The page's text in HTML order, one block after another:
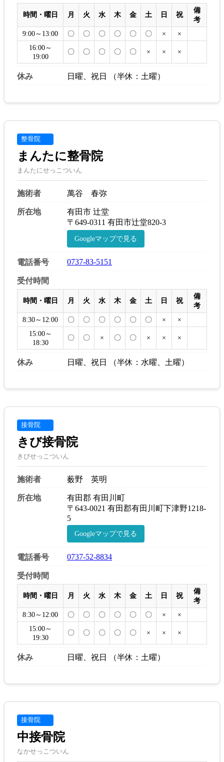
時間・曜日 月 火 水 木 金 土 日 祝
備
考
9:00～13:00
〇 〇 〇 〇 〇 〇 ×
×
16:00～
19:00
〇 〇 〇 〇 〇 × × ×
休み 日曜、祝日 （半休：土曜）
整骨院
まんたに整骨院
まんたにせっこついん
施術者 萬谷 春弥
所在地
有田市 辻堂
〒649-0311 有田市辻堂820-3
Googleマップで見る
電話番号 0737-83-5151
受付時間
時間・曜日 月 火 水 木 金 土 日 祝
備
考
8:30～12:00
〇 〇 〇 〇 〇 〇 ×
×
15:00～
18:30
〇 〇 × 〇 〇 × × ×
休み 日曜、祝日 （半休：水曜、土曜）
接骨院
きび接骨院
きびせっこついん
施術者 薮野 英明
所在地
有田郡 有田川町
〒643-0021 有田郡有田川町下津野1218-
5
Googleマップで見る
電話番号 0737-52-8834
受付時間
時間・曜日 月 火 水 木 金 土 日 祝
備
考
8:30～12:00
〇 〇 〇 〇 〇 〇 ×
×
15:00～
19:30
〇 〇 〇 〇 〇 × × ×
休み 日曜、祝日 （半休：土曜）
接骨院
中接骨院
なかせっこついん